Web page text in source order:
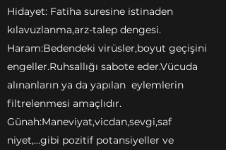
Hidayet: Fatiha suresine istinaden
kılavuzlanma,arz-talep dengesi.
Haram:Bedendeki virüsler,boyut geçişini
engeller.Ruhsallığı sabote eder.Vücuda
alınanların ya da yapılan eylemlerin
filtrelenmesi amaçlıdır.
Günah:Maneviyat,vicdan,sevgi,saf
niyet,...gibi pozitif potansiyeller ve